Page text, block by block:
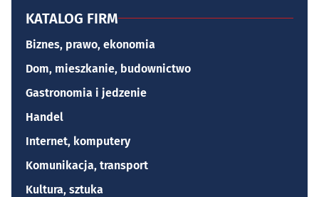
KATALOG FIRM
Biznes, prawo, ekonomia
Dom, mieszkanie, budownictwo
Gastronomia i jedzenie
Handel
Internet, komputery
Komunikacja, transport
Kultura, sztuka